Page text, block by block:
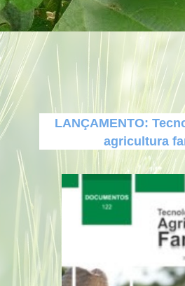
LANÇAMENTO:
agricultura